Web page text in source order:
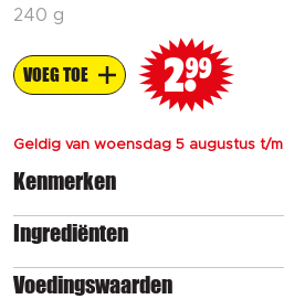
240 g
VOEG TOE 299
Geldig van woensdag 5 augustus t/
Kenmerken
Ingrediënten
Voedingswaarden